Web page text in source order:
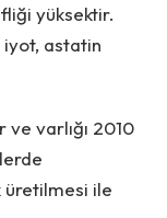
yüksektir.
astatin
ve varlığı 2010
üretilmesi ile